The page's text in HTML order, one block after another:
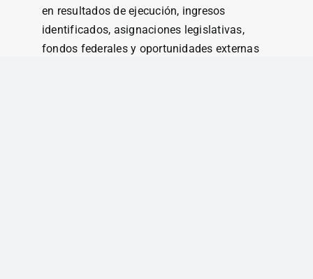
en resultados de ejecución, ingresos
identificados, asignaciones legislativas,
fondos federales y oportunidades externas